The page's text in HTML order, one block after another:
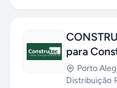
para
Porto
Distribuição·